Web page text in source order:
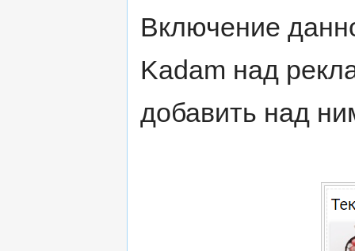
Включение
Kadam над
добавить над